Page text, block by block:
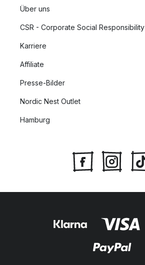
Über uns
CSR - Corporate Social Responsibility
Karriere
Affiliate
Presse-Bilder
Nordic Nest Outlet
Hamburg